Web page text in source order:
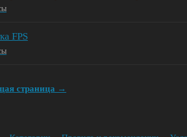
FPS
страница →